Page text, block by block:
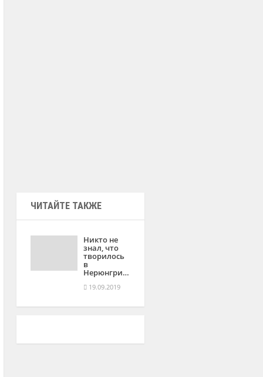
ЧИТАЙТЕ ТАКЖЕ
Никто не
знал, что
творилось
в
Нерюнгри…
19.09.2019